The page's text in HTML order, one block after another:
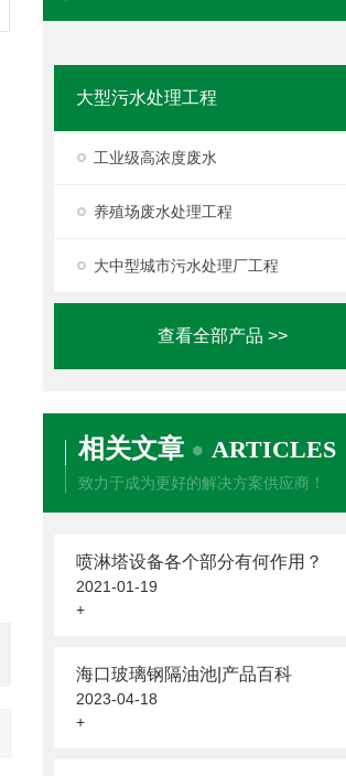
大型污水处理工程
工业级高浓度废水
养殖场废水处理工程
大中型城市污水处理厂工程
查看全部产品 >>
相关文章 ARTICLES
致力于成为更好的解决方案供应商！
喷淋塔设备各个部分有何作用？
2021-01-19
+
海口玻璃钢隔油池|产品百科
2023-04-18
+